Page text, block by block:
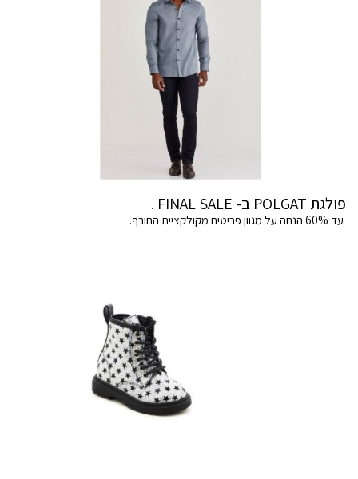
פולגת POLGAT ב- FINAL SALE .
עד 60% הנחה על מגוון פריטים מקולקציית החורף.